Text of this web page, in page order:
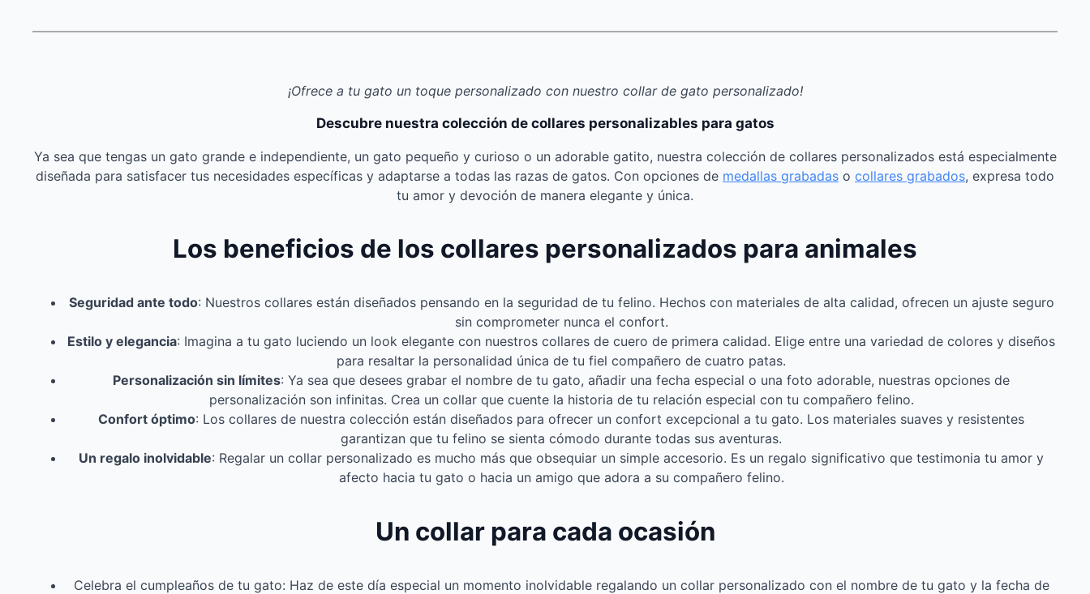
¡Ofrece a tu gato un toque personalizado con nuestro collar de gato personalizado!
Descubre nuestra colección de collares personalizables para gatos
Ya sea que tengas un gato grande e independiente, un gato pequeño y curioso o un adorable gatito, nuestra colección de collares personalizados está especialmente
diseñada para satisfacer tus necesidades específicas y adaptarse a todas las razas de gatos. Con opciones de medallas grabadas o collares grabados, expresa todo
tu amor y devoción de manera elegante y única.
Los beneficios de los collares personalizados para animales
Seguridad ante todo: Nuestros collares están diseñados pensando en la seguridad de tu felino. Hechos con materiales de alta calidad, ofrecen un ajuste seguro
sin comprometer nunca el confort.
Estilo y elegancia: Imagina a tu gato luciendo un look elegante con nuestros collares de cuero de primera calidad. Elige entre una variedad de colores y diseños
para resaltar la personalidad única de tu fiel compañero de cuatro patas.
Personalización sin límites: Ya sea que desees grabar el nombre de tu gato, añadir una fecha especial o una foto adorable, nuestras opciones de
personalización son infinitas. Crea un collar que cuente la historia de tu relación especial con tu compañero felino.
Confort óptimo: Los collares de nuestra colección están diseñados para ofrecer un confort excepcional a tu gato. Los materiales suaves y resistentes
garantizan que tu felino se sienta cómodo durante todas sus aventuras.
Un regalo inolvidable: Regalar un collar personalizado es mucho más que obsequiar un simple accesorio. Es un regalo significativo que testimonia tu amor y
afecto hacia tu gato o hacia un amigo que adora a su compañero felino.
Un collar para cada ocasión
Celebra el cumpleaños de tu gato: Haz de este día especial un momento inolvidable regalando un collar personalizado con el nombre de tu gato y la fecha de